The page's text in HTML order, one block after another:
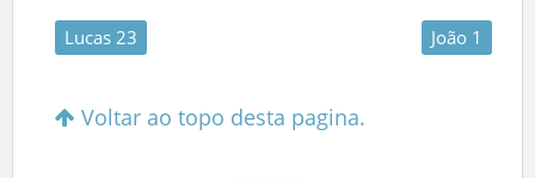
Lucas 23 João 1
Voltar ao topo desta pagina.